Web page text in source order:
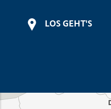
LOS GEHT'S